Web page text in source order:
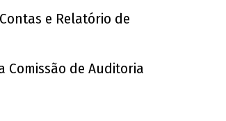
e Relatório de
Comissão de Auditoria